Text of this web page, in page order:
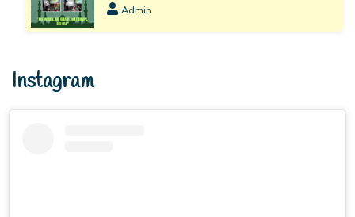
Admin
Instagram